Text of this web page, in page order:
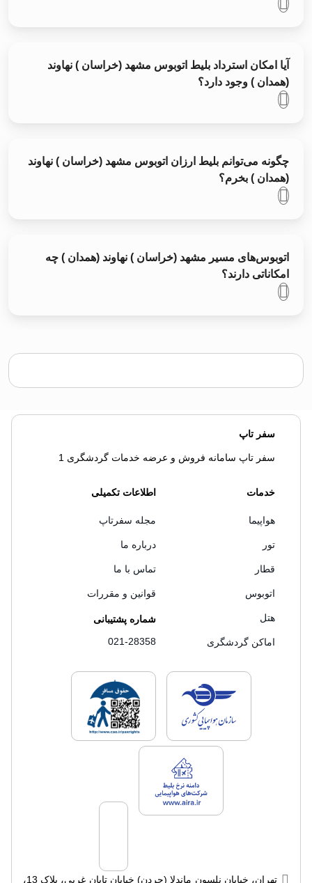
آیا امکان استرداد بلیط اتوبوس مشهد (خراسان ) نهاوند
(همدان ) وجود دارد؟
چگونه می‌توانم بلیط ارزان اتوبوس مشهد (خراسان ) نهاوند
(همدان ) بخرم؟
اتوبوس‌های مسیر مشهد (خراسان ) نهاوند (همدان ) چه
امکاناتی دارند؟
سفر تاپ
سفر تاپ سامانه فروش و عرضه خدمات گردشگری 1
خدمات
هواپیما
تور
قطار
اتوبوس
هتل
اماکن گردشگری
اطلاعات تکمیلی
مجله سفرتاپ
درباره ما
تماس با ما
قوانین و مقررات
شماره پشتیبانی
021-28358
لایسنس های فروش سفرتاپلایسنس های
لایسنس های فروش سفرتاپ
تهران، خیابان نلسون ماندلا (جردن) خیابان تابان غربی، پلاک 13،